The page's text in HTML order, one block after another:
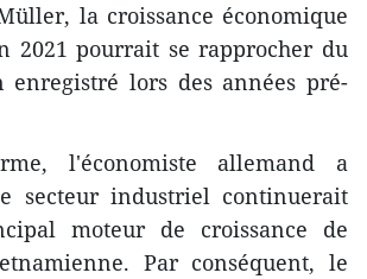
la croissance économique
2021 pourrait se rapprocher du
enregistré lors des années pré-
l'économiste allemand a
secteur industriel continuerait
moteur de croissance de
Par conséquent, le